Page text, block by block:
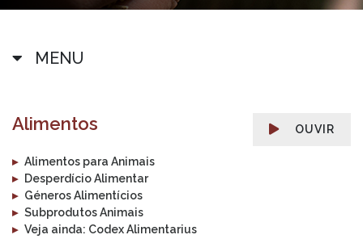
MENU
OUVIR
Alimentos
▸ Alimentos para Animais
▸
Desperdício Alimentar
▸ Géneros Alimentícios
▸ Subprodutos Animais
▸ Veja ainda: Codex Alimentarius